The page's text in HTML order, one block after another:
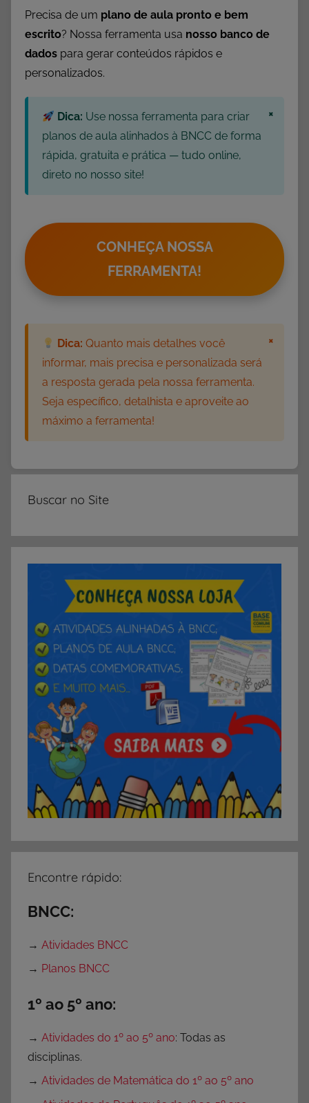
Precisa de um plano de aula pronto e bem
escrito? Nossa ferramenta usa nosso banco de
dados para gerar conteúdos rápidos e
personalizados.
Dica: Use nossa ferramenta para criar
planos de aula alinhados à BNCC de forma
rápida, gratuita e prática — tudo online,
direto no nosso site!
×
CONHEÇA NOSSA
FERRAMENTA!
Dica: Quanto mais detalhes você
informar, mais precisa e personalizada será
a resposta gerada pela nossa ferramenta.
Seja específico, detalhista e aproveite ao
máximo a ferramenta!
×
Buscar no Site
Encontre rápido:
BNCC:
→ Atividades BNCC
→ Planos BNCC
1º ao 5º ano:
→ Atividades do 1º ao 5º ano: Todas as
disciplinas.
→ Atividades de Matemática do 1º ao 5º ano